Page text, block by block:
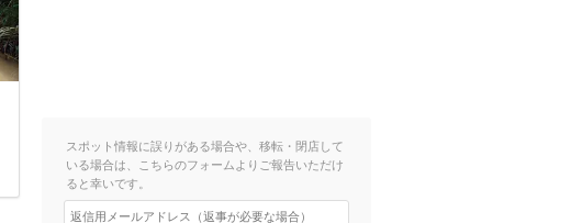
スポット情報に誤りがある場合や、移転・閉店して
いる場合は、こちらのフォームよりご報告いただけ
ると幸いです。